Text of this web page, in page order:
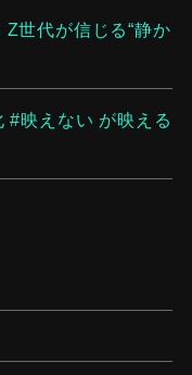
世代が信じる“静か
#映えない が映える